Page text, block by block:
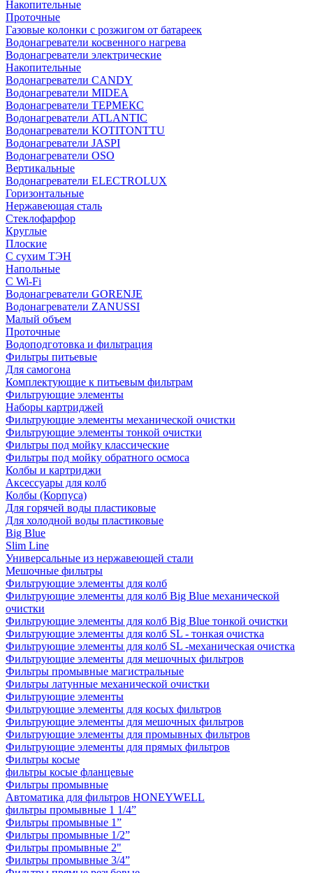
Накопительные
Проточные
Газовые колонки с розжигом от батареек
Водонагреватели косвенного нагрева
Водонагреватели электрические
Накопительные
Водонагреватели CANDY
Водонагреватели MIDEA
Водонагреватели ТЕРМЕКС
Водонагреватели ATLANTIC
Водонагреватели KOTITONTTU
Водонагреватели JASPI
Водонагреватели OSO
Вертикальные
Водонагреватели ELECTROLUX
Горизонтальные
Нержавеющая сталь
Стеклофарфор
Круглые
Плоские
С сухим ТЭН
Напольные
С Wi-Fi
Водонагреватели GORENJE
Водонагреватели ZANUSSI
Малый объем
Проточные
Водоподготовка и фильтрация
Фильтры питьевые
Для самогона
Комплектующие к питьевым фильтрам
Фильтрующие элементы
Наборы картриджей
Фильтрующие элементы механической очистки
Фильтрующие элементы тонкой очистки
Фильтры под мойку классические
Фильтры под мойку обратного осмоса
Колбы и картриджи
Аксессуары для колб
Колбы (Корпуса)
Для горячей воды пластиковые
Для холодной воды пластиковые
Big Blue
Slim Line
Универсальные из нержавеющей стали
Мешочные фильтры
Фильтрующие элементы для колб
Фильтрующие элементы для колб Big Blue механической
очистки
Фильтрующие элементы для колб Big Blue тонкой очистки
Фильтрующие элементы для колб SL - тонкая очистка
Фильтрующие элементы для колб SL -механическая очистка
Фильтрующие элементы для мешочных фильтров
Фильтры промывные магистральные
Фильтры латунные механической очистки
Фильтрующие элементы
Фильтрующие элементы для косых фильтров
Фильтрующие элементы для мешочных фильтров
Фильтрующие элементы для промывных фильтров
Фильтрующие элементы для прямых фильтров
Фильтры косые
фильтры косые фланцевые
Фильтры промывные
Автоматика для фильтров HONEYWELL
фильтры промывные 1 1/4”
Фильтры промывные 1”
Фильтры промывные 1/2”
Фильтры промывные 2"
Фильтры промывные 3/4”